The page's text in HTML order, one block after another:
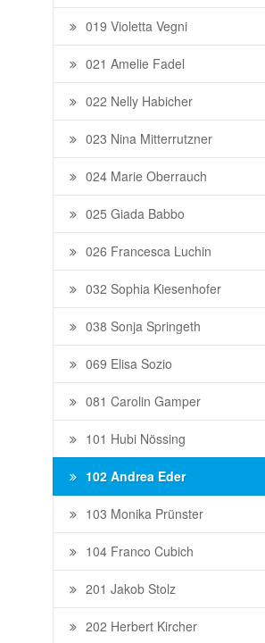
019 Violetta Vegni
021 Amelie Fadel
022 Nelly Habicher
023 Nina Mitterrutzner
024 Marie Oberrauch
025 Giada Babbo
026 Francesca Luchin
032 Sophia Kiesenhofer
038 Sonja Springeth
069 Elisa Sozio
081 Carolin Gamper
101 Hubi Nössing
102 Andrea Eder
103 Monika Prünster
104 Franco Cubich
201 Jakob Stolz
202 Herbert Kircher